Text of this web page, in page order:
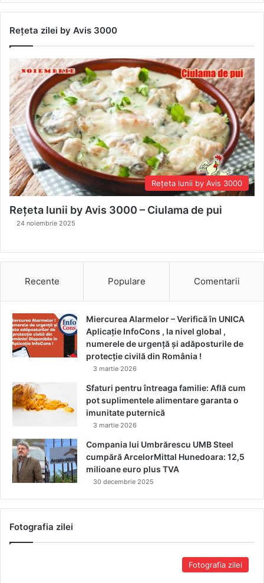
Rețeta zilei by Avis 3000
Rețeta lunii by Avis 3000
Rețeta lunii by Avis 3000 – Ciulama de pui
24 noiembrie 2025
Recente Populare Comentarii
Miercurea Alarmelor – Verifică în UNICA
Aplicație InfoCons , la nivel global ,
numerele de urgență și adăposturile de
protecție civilă din România !
3 martie 2026
Sfaturi pentru întreaga familie: Află cum
pot suplimentele alimentare garanta o
imunitate puternică
3 martie 2026
Compania lui Umbrărescu UMB Steel
cumpără ArcelorMittal Hunedoara: 12,5
milioane euro plus TVA
30 decembrie 2025
Fotografia zilei
Fotografia zilei